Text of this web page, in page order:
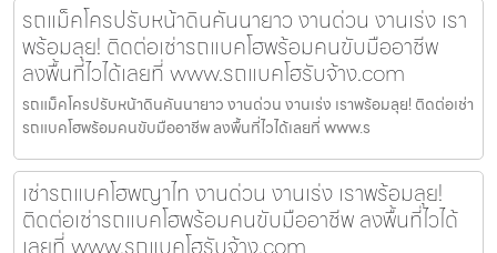
รถแม็คโครปรับหน้าดินคันนายาว งานด่วน งานเร่ง เรา
พร้อมลุย! ติดต่อเช่ารถแบคโฮพร้อมคนขับมืออาชีพ
ลงพื้นที่ไวได้เลยที่ www.รถแบคโฮรับจ้าง.com
รถแม็คโครปรับหน้าดินคันนายาว งานด่วน งานเร่ง เราพร้อมลุย! ติดต่อเช่า
รถแบคโฮพร้อมคนขับมืออาชีพ ลงพื้นที่ไวได้เลยที่ www.ร
เช่ารถแบคโฮพญาไท งานด่วน งานเร่ง เราพร้อมลุย!
ติดต่อเช่ารถแบคโฮพร้อมคนขับมืออาชีพ ลงพื้นที่ไวได้